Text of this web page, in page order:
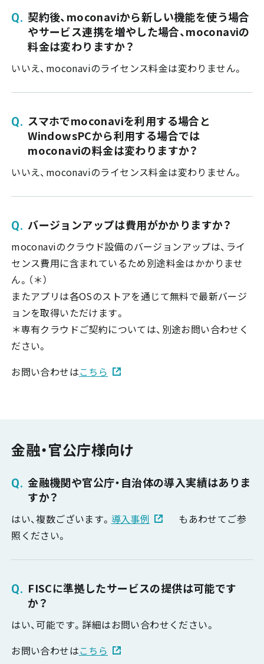
契約後、moconaviから新しい機能を使う場合
やサービス連携を増やした場合、moconaviの
料金は変わりますか？
いいえ、moconaviのライセンス料金は変わりません。
スマホでmoconaviを利用する場合と
WindowsPCから利用する場合では
moconaviの料金は変わりますか？
いいえ、moconaviのライセンス料金は変わりません。
バージョンアップは費用がかかりますか？
moconaviのクラウド設備のバージョンアップは、ライ
センス費用に含まれているため別途料金はかかりませ
ん。（＊）
またアプリは各OSのストアを通じて無料で最新バージ
ョンを取得いただけます。
＊専有クラウドご契約については、別途お問い合わせく
ださい。
お問い合わせはこちら
金融・官公庁様向け
金融機関や官公庁・自治体の導入実績はありま
すか？
はい、複数ございます。 導入事例
もあわせてご参
照ください。
FISCに準拠したサービスの提供は可能です
か？
はい、可能です。詳細はお問い合わせください。
お問い合わせはこちら